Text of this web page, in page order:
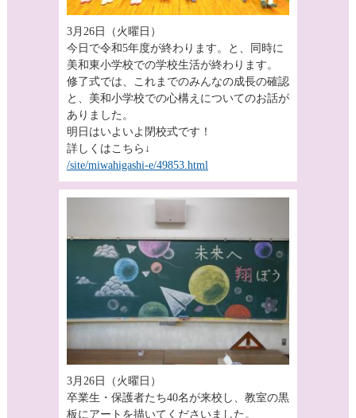
3月26日（火曜日）
今日で令和5年度が終わります。と、同時に
美和東小学校での学校生活が終わります。
修了式では、これまでのみんなの成長の確認
と、美和小学校での心構えについてのお話が
ありました。
明日はいよいよ閉校式です！
詳しくはこちら↓
/site/miwahigashi-e/49853.html
3月26日（火曜日）
卒業生・保護者たち40名が来校し、教室の黒
板にアートを描いてくださいました。